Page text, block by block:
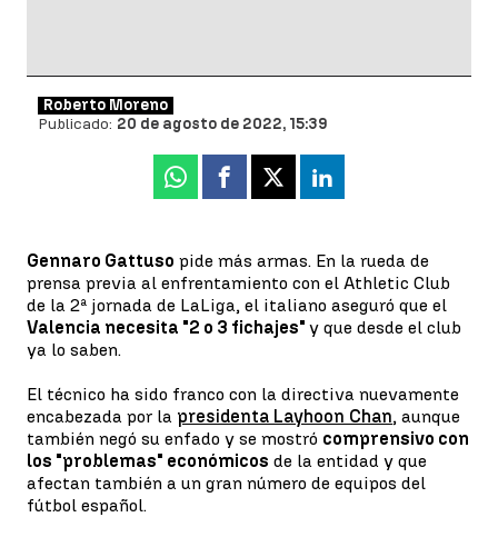
Roberto Moreno
Publicado: 20 de agosto de 2022, 15:39
Whatsapp
Facebook
X Linkedin
Gennaro Gattuso pide más armas. En la rueda de
prensa previa al enfrentamiento con el Athletic Club
de la 2ª jornada de LaLiga, el italiano aseguró que el
Valencia necesita "2 o 3 fichajes" y que desde el club
ya lo saben.
El técnico ha sido franco con la directiva nuevamente
encabezada por la presidenta Layhoon Chan, aunque
también negó su enfado y se mostró comprensivo con
los "problemas" económicos de la entidad y que
afectan también a un gran número de equipos del
fútbol español.